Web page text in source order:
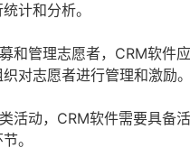
计和分析。
和管理志愿者，CRM软件
对志愿者进行管理和激励。
活动，CRM软件需要具备
。